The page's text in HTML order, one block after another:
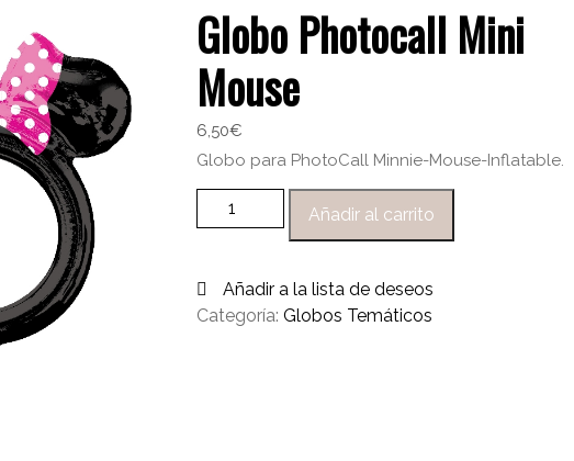
Globo Photocall Mini
Mouse
6,50€
Globo para PhotoCall Minnie-Mouse-Inflatable.
Añadir al carrito
Añadir a la lista de deseos
Categoría:Globos Temáticos